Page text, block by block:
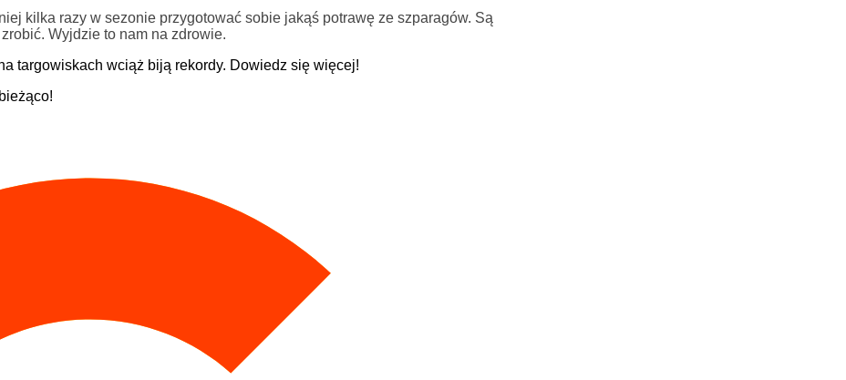
kilka razy w sezonie przygotować sobie jakąś potrawę ze szparagów. Są
Wyjdzie to nam na zdrowie.
targowiskach wciąż biją rekordy. Dowiedz się więcej!